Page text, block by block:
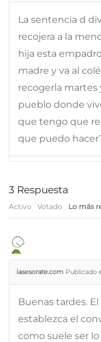
La sentencia d
recojera a la
hija esta
madre y va al
recogerla martes
pueblo donde
que tengo que
que puedo
3 Respuesta
Activo Votado Lo más
iasesorate.com Publicado
Buenas tardes.
establezca el
como suele ser lo